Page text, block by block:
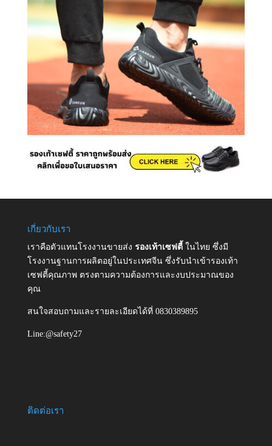
เกี่ยวกับเรา
เราคือตัวแทนโรงงานขายส่ง รองเท้าเซฟตี้ ในไทย ซึ่งมี
โรงงานฐานการผลิตอยู่ในประเทศจีน ซึ่งรับนำเข้ารองเท้า
เซฟตี้คุณภาพ ตรงตามความต้องการและงบประมาณของ
คุณ
สนใจสอบถามและรายละเอียดได้ที่ 0830389895
Line:@safety27
ติดต่อเรา